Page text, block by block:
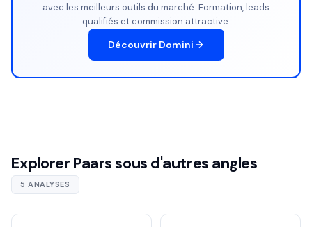
avec les meilleurs outils du marché. Formation, leads
qualifiés et commission attractive.
Découvrir Domini
Explorer Paars sous d'autres angles
5 ANALYSES